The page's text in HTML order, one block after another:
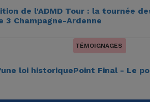
de l'ADMD Tour : la tournée
3 Champagne-Ardenne
loi historique
TÉMOIGNAGES
Point Final - Le